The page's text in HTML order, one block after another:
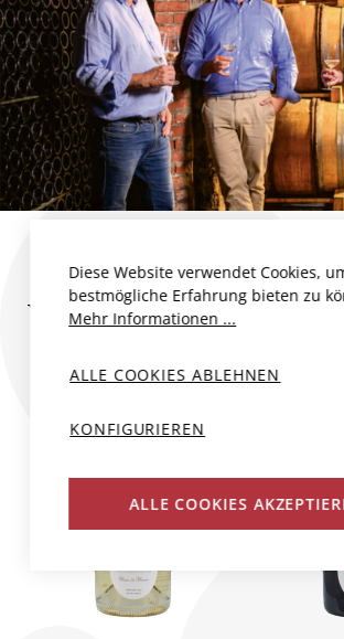
WEINE DES
Diese Website verwendet Cookies,
bestmögliche Erfahrung bieten zu
Mehr Informationen ...
ALLE COOKIES ABLEHNEN
KONFIGURIEREN
ALLE COOKIES